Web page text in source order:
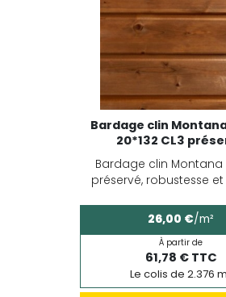
Bardage clin
20*132 CL3
Bardage clin
préservé, robustesse
26,00 €/m²
À partir de
61,78 € TTC
Le colis de 2.376